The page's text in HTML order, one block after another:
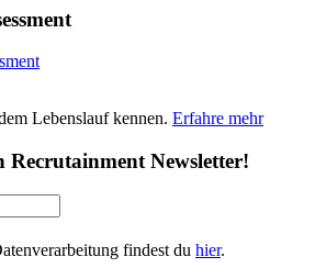
Lebenslauf kennen. Erfahre mehr
Recrutainment Newsletter!
findest du hier.